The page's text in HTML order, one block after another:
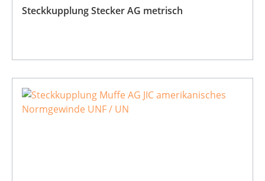
Steckkupplung Stecker AG metrisch